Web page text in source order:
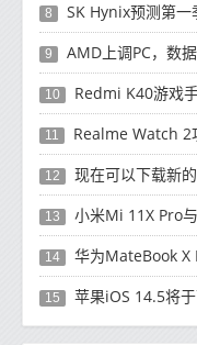
8 SK Hynix预测第一季
9 AMD上调PC，数
10 Redmi K40游戏
11 Realme Watch 2
12 现在可以下载新
13 小米Mi 11X Pro
14 华为MateBook X
15 苹果iOS 14.5将